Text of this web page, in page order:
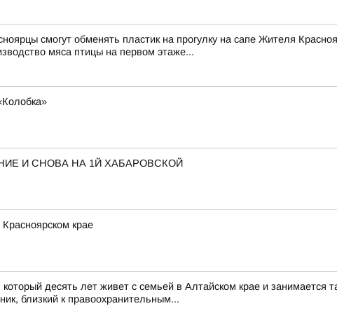
смогут обменять пластик на прогулку на сапе Жителя
мяса птицы на первом этаже...
И СНОВА НА 1Й ХАБАРОВСКОЙ
крае
десять лет живет с семьей в Алтайском крае и
близкий к правоохранительным...